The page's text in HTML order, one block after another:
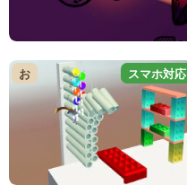
お スマホ対応